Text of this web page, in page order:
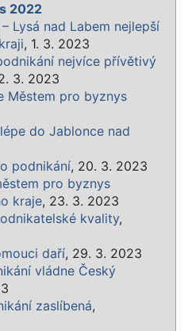
2022
Lysá nad Labem nejlepší
, 1. 3. 2023
nejvíce přívětivý
3. 2023
Městem pro byznys
do Jablonce nad
podnikání, 20. 3. 2023
pro byznys
kraje, 23. 3. 2023
kvality,
daří, 29. 3. 2023
vládne Český
zaslíbená,